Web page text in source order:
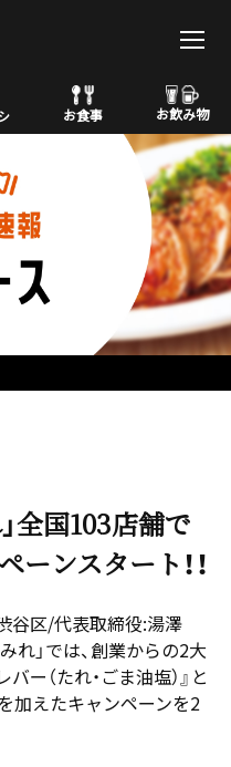
お食事 お飲み物
全国103店舗で
ーンスタート！！
谷区/代表取締役:湯澤
れ」では、創業からの2大
（たれ・ごま油塩）』と
を加えたキャンペーンを2